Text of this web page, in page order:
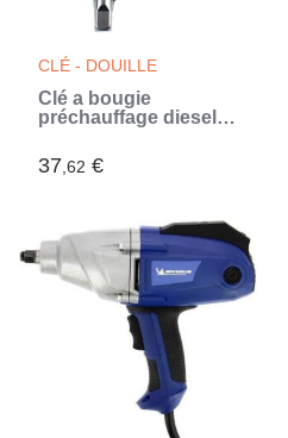
CLÉ - DOUILLE
Clé a bougie
préchauffage diesel 3
AEG - taille standard
3/8 (Gris)
37,62 €